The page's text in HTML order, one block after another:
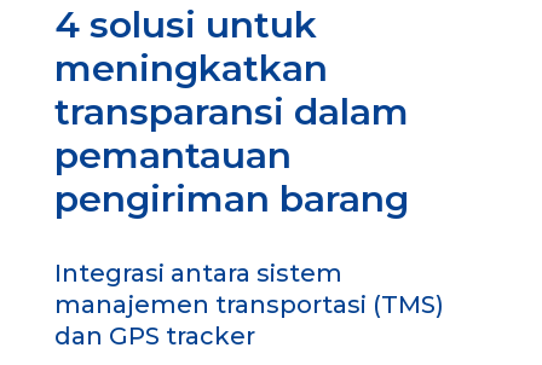
4 solusi untuk
meningkatkan
transparansi dalam
pemantauan
pengiriman barang
Integrasi antara sistem
manajemen transportasi (TMS)
dan GPS tracker